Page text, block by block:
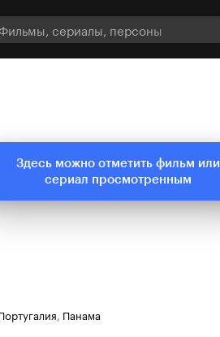
, Панама
Здесь можно отметить фильм или
сериал просмотренным